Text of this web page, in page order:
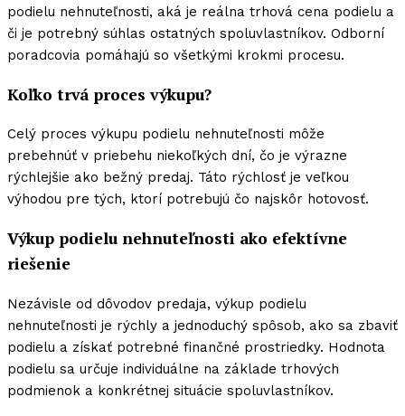
podielu nehnuteľnosti, aká je reálna trhová cena podielu a
či je potrebný súhlas ostatných spoluvlastníkov. Odborní
poradcovia pomáhajú so všetkými krokmi procesu.
Koľko trvá proces výkupu?
Celý proces výkupu podielu nehnuteľnosti môže
prebehnúť v priebehu niekoľkých dní, čo je výrazne
rýchlejšie ako bežný predaj. Táto rýchlosť je veľkou
výhodou pre tých, ktorí potrebujú čo najskôr hotovosť.
Výkup podielu nehnuteľnosti ako efektívne
riešenie
Nezávisle od dôvodov predaja, výkup podielu
nehnuteľnosti je rýchly a jednoduchý spôsob, ako sa zbaviť
podielu a získať potrebné finančné prostriedky. Hodnota
podielu sa určuje individuálne na základe trhových
podmienok a konkrétnej situácie spoluvlastníkov.